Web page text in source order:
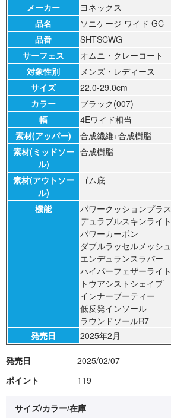
発売日
2025/02/07
ポイント
119
サイズ/カラー/在庫
メーカー
ヨネックス
品名
ソニケージ ワイド GC
品番
SHTSCWG
サーフェス
オムニ・クレーコート
対象性別
メンズ・レディース
サイズ
22.0-29.0cm
カラー
ブラック(007)
幅
4Eワイド相当
素材(アッパー)
合成繊維+合成樹脂
素材(ミッドソー
ル)
合成樹脂
素材(アウトソー
ル)
ゴム底
機能
パワークッションプラス
デュラブルスキンライト
パワーカーボン
ダブルラッセルメッシュ
エンデュランスラバー
ハイパーフェザーライト
トウアシストシェイプ
インナーブーティー
低反発インソール
ラウンドソールR7
発売日
2025年2月